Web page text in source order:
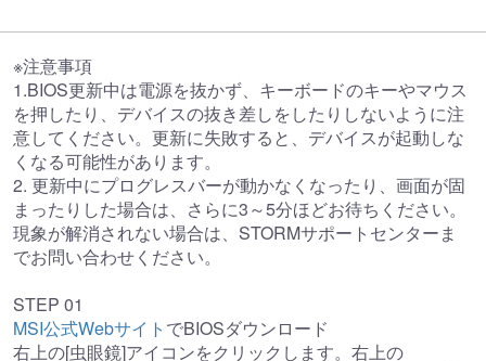
※注意事項
1.BIOS更新中は電源を抜かず、キーボードのキーやマウス
を押したり、デバイスの抜き差しをしたりしないように注
意してください。更新に失敗すると、デバイスが起動しな
くなる可能性があります。
2. 更新中にプログレスバーが動かなくなったり、画面が固
まったりした場合は、さらに3～5分ほどお待ちください。
現象が解消されない場合は、STORMサポートセンターま
でお問い合わせください。
STEP 01
MSI公式Webサイト でBIOSダウンロード
右上の[虫眼鏡]アイコンをクリックします。右上の